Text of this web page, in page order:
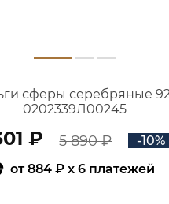
сферы серебряные
0202339Л00245
₽ 5 890 ₽
-10%
от884 ₽x 6 платежей